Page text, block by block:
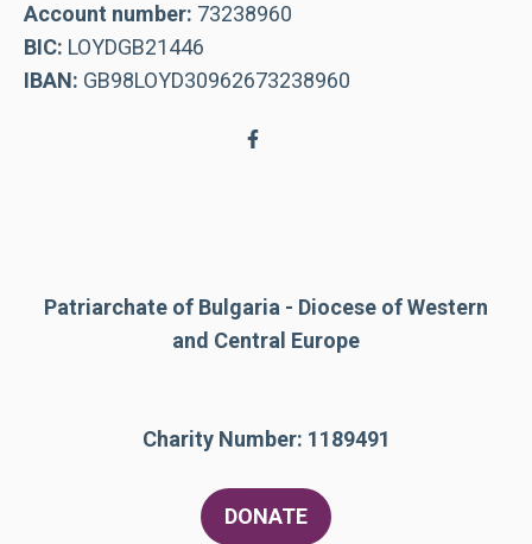
Account number: 73238960
BIC: LOYDGB21446
IBAN: GB98LOYD30962673238960
Patriarchate of Bulgaria - Diocese of Western
and Central Europe
Charity Number: 1189491
DONATE